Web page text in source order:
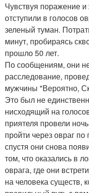
Чувствуя поражение и
отступили в голосов
зеленый туман.
минут, пробираясь
прошло 50 лет.
По сообщениям, они
расследование,
мужчины "Вероятно,
Это был не
нисходящий на
приятеля провели
пройти через овраг
спустя они снова
том, что оказались в
оврага, где они
на человека существ,